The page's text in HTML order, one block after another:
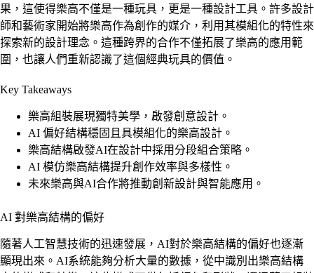
果，這使得樂高不僅是一種玩具，更是一種設計工具。許多設計
師和藝術家開始將樂高作為創作的媒介，利用其模組化的特性來
探索新的設計理念。這種跨界的合作不僅拓展了樂高的應用範
圍，也讓人們重新認識了這個經典玩具的價值。
Key Takeaways
樂高組裝展現獨特美學，啟發創意設計。
AI 偏好結構穩固且具模組化的樂高設計。
樂高結構啟發AI在設計中採用分段組合策略。
AI 模仿樂高結構提升創作效率與多樣性。
未來樂高與AI合作將推動創新設計與智能應用。
AI 對樂高結構的偏好
隨著人工智慧技術的迅速發展，AI對於樂高結構的偏好也逐漸
顯現出來。AI系統能夠分析大量的數據，從中識別出樂高結構